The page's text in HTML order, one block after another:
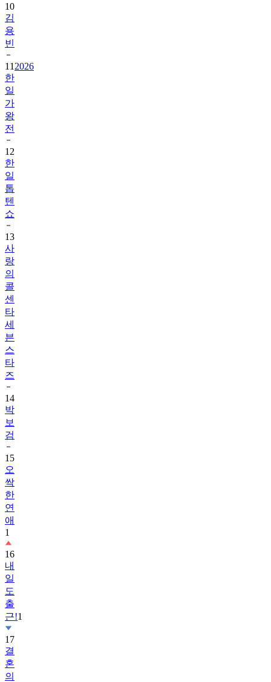
10
김
용
빈
11 2026
한
일
가
왕
전
12
한
일
톱
텐
쇼
13
사
랑
의
콜
센
타
세
븐
스
타
즈
14
박
보
검
15
오
싹
한
연
애
1
16
내
일
도
출
근!1
17
결
혼
의